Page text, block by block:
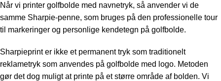
Når vi printer golfbolde med navnetryk, så anvender vi de
samme Sharpie-penne, som bruges på den professionelle tour
til markeringer og personlige kendetegn på golfbolde.
Sharpieprint er ikke et permanent tryk som traditionelt
reklametryk som anvendes på golfbolde med logo. Metoden
gør det dog muligt at printe på et større område af bolden. Vi